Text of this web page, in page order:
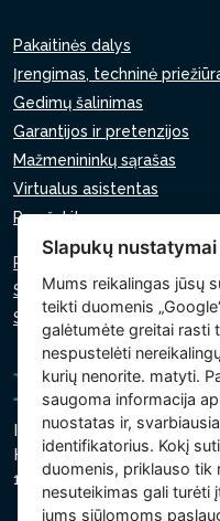
Pakaitinės dalys
Įrengimas, techninė
Gedimų šalinimas
Garantijos ir pretenzijos
Mažmenininkų sąrašas
Virtualus asistentas
Parašykite mums
Privatumo politika
Slapukų politika
Slapukų nustatymai
Intex Trading, s.r.o.
Hradecká 2526/3
130 00 Praha 3 - Čekija
Slapukų nustatymai
Mums reikalingas jūsų
teikti duomenis
galėtumėte greitai rasti
nespustelėti
kurių nenorite. matyti.
saugoma informacija
nuostatas ir,
identifikatorius. Kokį
duomenis, priklauso tik
nesuteikimas gali turėti
jums siūlomoms